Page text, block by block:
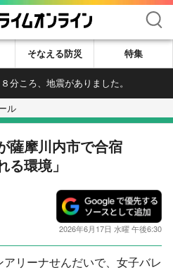
検索
そなえる防災 特集
分ころ、地震がありました。
ル
薩摩川内市で合宿
る環境」
2026年6月17日 水曜 午後6:30
リーナせんだいで、女子バレ